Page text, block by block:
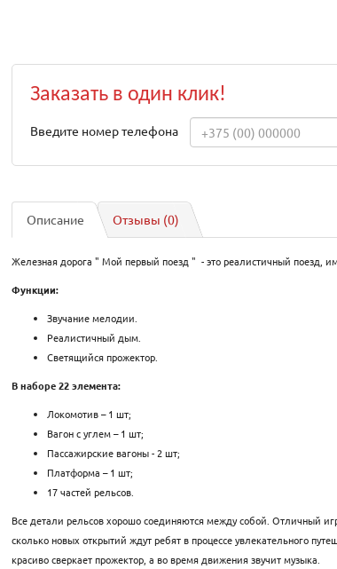
Заказать в один клик!
Введите номер телефона
Описание Отзывы (0)
Железная дорога " Мой первый поезд " - это реалистичный поезд,
Функции:
Звучание мелодии.
Реалистичный дым.
Светящийся прожектор.
В наборе 22 элемента:
Локомотив – 1 шт;
Вагон с углем – 1 шт;
Пассажирские вагоны - 2 шт;
Платформа – 1 шт;
17 частей рельсов.
Все детали рельсов хорошо соединяются между собой. Отличный
сколько новых открытий ждут ребят в процессе увлекательного
красиво сверкает прожектор, а во время движения звучит музыка.